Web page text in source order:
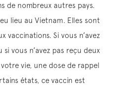
de nombreux autres pays.
lieu au Vietnam. Elles sont
vaccinations. Si vous n’avez
vous n’avez pas reçu deux
vie, une dose de rappel
états, ce vaccin est